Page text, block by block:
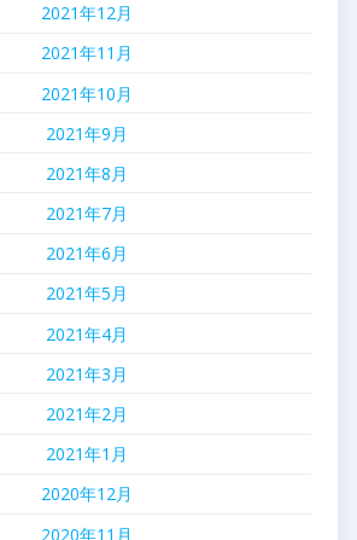
2021年12月
2021年11月
2021年10月
2021年9月
2021年8月
2021年7月
2021年6月
2021年5月
2021年4月
2021年3月
2021年2月
2021年1月
2020年12月
2020年11月